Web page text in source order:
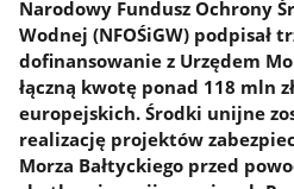
Narodowy Fundusz Ochrony
Wodnej (NFOŚiGW) podpisał
dofinansowanie z Urzędem
łączną kwotę ponad 118 mln
europejskich. Środki unijne
realizację projektów
Morza Bałtyckiego przed